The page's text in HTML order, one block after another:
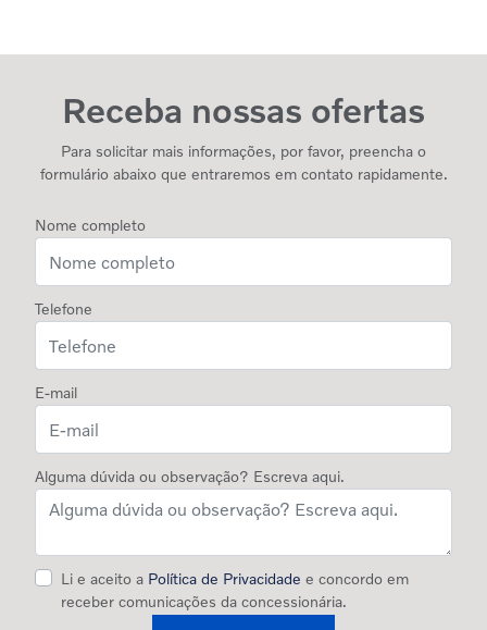
Receba nossas ofertas
Para solicitar mais informações, por favor, preencha o
formulário abaixo que entraremos em contato rapidamente.
Nome completo
Telefone
E-mail
Alguma dúvida ou observação? Escreva aqui.
Li e aceito a Política de Privacidade e concordo em
receber comunicações da concessionária.